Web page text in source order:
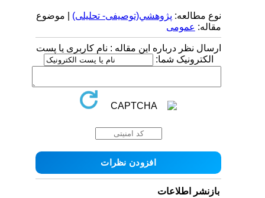
نوع مطالعه:پژوهشي(توصیفی- تحلیلی) | موضوع
مقاله:عمومى
ارسال نظر درباره این مقاله : نام کاربری یا پست
الکترونیک شما:
بازنشر اطلاعات